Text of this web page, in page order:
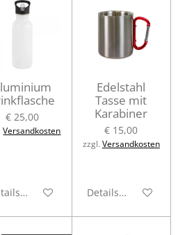
€ 25,00
Versandkosten
anzeigen
Edelstahl
Tasse mit
Karabiner
€ 15,00
zzgl. Versandkosten
Details anzeigen